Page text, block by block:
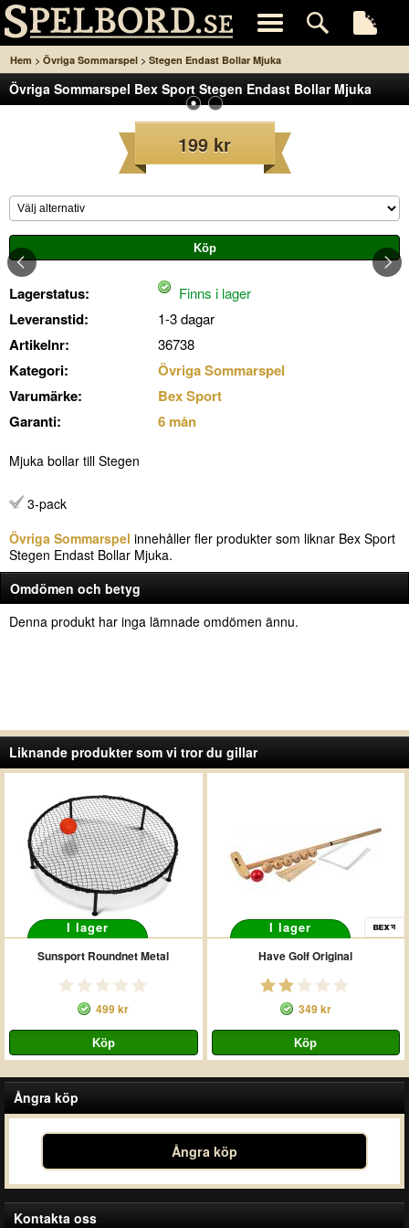
Hem > Övriga Sommarspel > Stegen Endast Bollar Mjuka
Övriga Sommarspel Bex Sport Stegen Endast Bollar Mjuka
199 kr
Lagerstatus: Finns i lager
Leveranstid: 1-3 dagar
Artikelnr: 36738
Kategori:
Övriga Sommarspel
Varumärke:
Bex Sport
Garanti:
6 mån
Mjuka bollar till Stegen
3-pack
Övriga Sommarspel innehåller fler produkter som liknar Bex Sport
Stegen Endast Bollar Mjuka.
Omdömen och betyg
Denna produkt har inga lämnade omdömen ännu.
Liknande produkter som vi tror du gillar
I lager
Sunsport Roundnet Metal
499 kr
I lager
Have Golf Original
349 kr
Ångra köp
Ångra köp
Kontakta oss